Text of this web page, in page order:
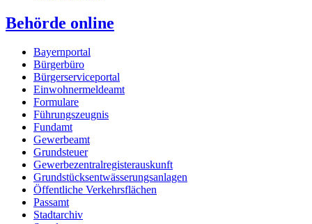
Behörde online
Bayernportal
Bürgerbüro
Bürgerserviceportal
Einwohnermeldeamt
Formulare
Führungszeugnis
Fundamt
Gewerbeamt
Grundsteuer
Gewerbezentralregisterauskunft
Grundstücksentwässerungsanlagen
Öffentliche Verkehrsflächen
Passamt
Stadtarchiv